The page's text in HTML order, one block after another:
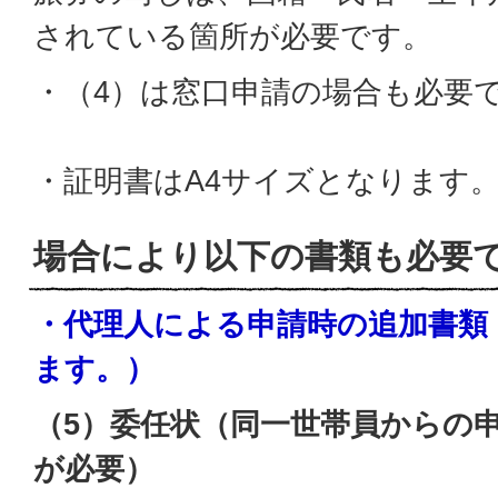
されている箇所が必要です。
・（4）は窓口申請の場合も必要
・証明書はA4サイズとなります
場合により以下の書類も必要
・代理人による申請時の追加書
ます。）
（5）委任状（同一世帯員からの
が必要）